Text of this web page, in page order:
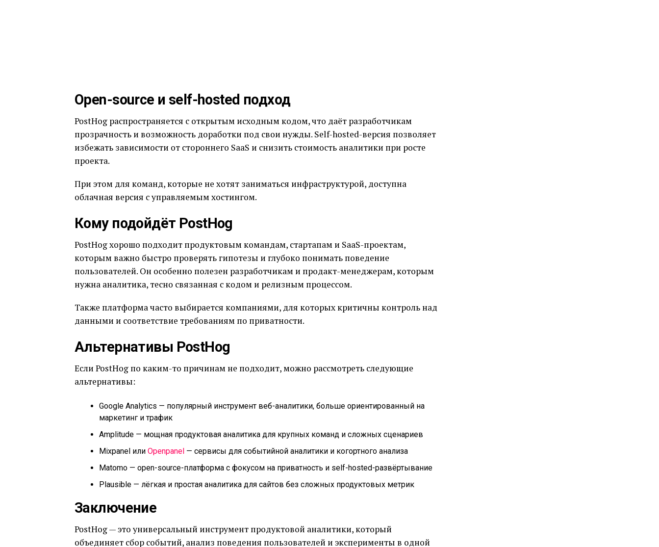
Open-source и self-hosted подход
PostHog распространяется с открытым исходным кодом, что даёт разработчикам
прозрачность и возможность доработки под свои нужды. Self-hosted-версия позволяет
избежать зависимости от стороннего SaaS и снизить стоимость аналитики при росте
проекта.
При этом для команд, которые не хотят заниматься инфраструктурой, доступна
облачная версия с управляемым хостингом.
Кому подойдёт PostHog
PostHog хорошо подходит продуктовым командам, стартапам и SaaS-проектам,
которым важно быстро проверять гипотезы и глубоко понимать поведение
пользователей. Он особенно полезен разработчикам и продакт-менеджерам, которым
нужна аналитика, тесно связанная с кодом и релизным процессом.
Также платформа часто выбирается компаниями, для которых критичны контроль над
данными и соответствие требованиям по приватности.
Альтернативы PostHog
Если PostHog по каким-то причинам не подходит, можно рассмотреть следующие
альтернативы:
Google Analytics — популярный инструмент веб-аналитики, больше ориентированный на
маркетинг и трафик
Amplitude — мощная продуктовая аналитика для крупных команд и сложных сценариев
Mixpanel или Openpanel — сервисы для событийной аналитики и когортного анализа
Matomo — open-source-платформа с фокусом на приватность и self-hosted-развёртывание
Plausible — лёгкая и простая аналитика для сайтов без сложных продуктовых метрик
Заключение
PostHog — это универсальный инструмент продуктовой аналитики, который
объединяет сбор событий, анализ поведения пользователей и эксперименты в одной